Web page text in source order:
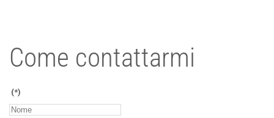
Come contattarmi
(*)